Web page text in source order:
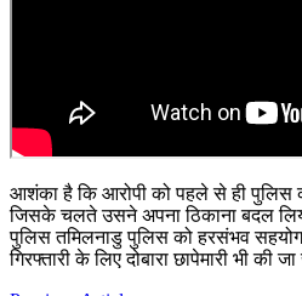
आशंका है कि आरोपी को पहले से ही पुलिस
जिसके चलते उसने अपना ठिकाना बदल
पुलिस तमिलनाडु पुलिस को हरसंभव
गिरफ्तारी के लिए दोबारा छापेमारी भी की